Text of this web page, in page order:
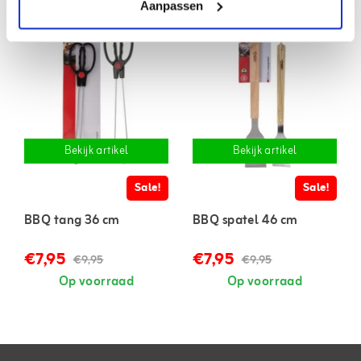
Aanpassen
Bekijk artikel
Sale!
BBQ tang 36 cm
€7,95 €9,95
Op voorraad
Bekijk artikel
Sale!
BBQ spatel 46 cm
€7,95 €9,95
Op voorraad